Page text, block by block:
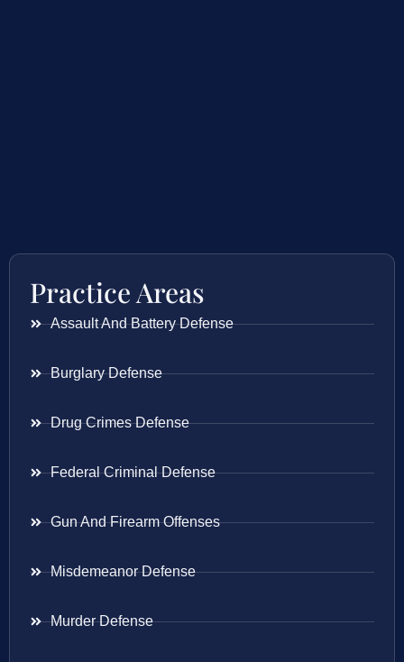
Practice Areas
Assault And Battery Defense
Burglary Defense
Drug Crimes Defense
Federal Criminal Defense
Gun And Firearm Offenses
Misdemeanor Defense
Murder Defense